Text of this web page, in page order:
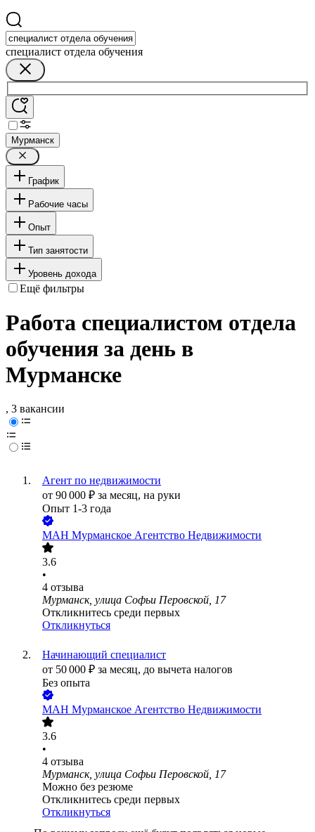
специалист отдела обучения
Мурманск
График
Рабочие часы
Опыт
Тип занятости
Уровень дохода
Ещё фильтры
Работа специалистом отдела
обучения за день в
Мурманске
, 3 вакансии
Агент по недвижимости
от 90 000 ₽ за месяц, на руки
Опыт 1-3 года
МАН Мурманское Агентство Недвижимости
3.6
•
4 отзыва
Мурманск, улица Софьи Перовской, 17
Откликнитесь среди первых
Откликнуться
Начинающий специалист
от 50 000 ₽ за месяц, до вычета налогов
Без опыта
МАН Мурманское Агентство Недвижимости
3.6
•
4 отзыва
Мурманск, улица Софьи Перовской, 17
Можно без резюме
Откликнитесь среди первых
Откликнуться